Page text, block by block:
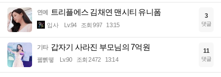
연예 트리플에스 김채연 맨시티 유니폼
입사 Lv.94 조회 997 13:15
3
댓글
기타 갑자기 사라진 부모님의 7억원
꿻뻵뗗 Lv.90 조회 2472 13:14
11
댓글